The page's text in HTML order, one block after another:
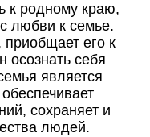
к родному краю,
любви к семье.
его к
осознать себя
является
сохраняет и
людей.